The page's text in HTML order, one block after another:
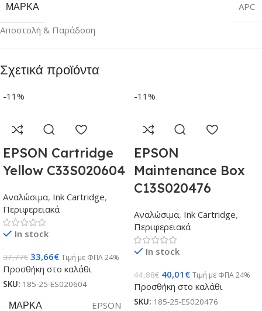
ΜΆΡΚΑ
APC
Αποστολή & Παράδοση
Σχετικά προϊόντα
-11%
EPSON Cartridge
Yellow C33S020604
Αναλώσιμα, Ink Cartridge,
Περιφερειακά
In stock
37,77€ 33,66€ Τιμή με ΦΠΑ 24%
Προσθήκη στο καλάθι
SKU: 185-25-ES020604
ΜΆΡΚΑ EPSON
-11%
EPSON
Maintenance Box
C13S020476
Αναλώσιμα, Ink Cartridge,
Περιφερειακά
In stock
44,88€ 40,01 € Τιμή με ΦΠΑ 24%
Προσθήκη στο καλάθι
SKU: 185-25-ES020476